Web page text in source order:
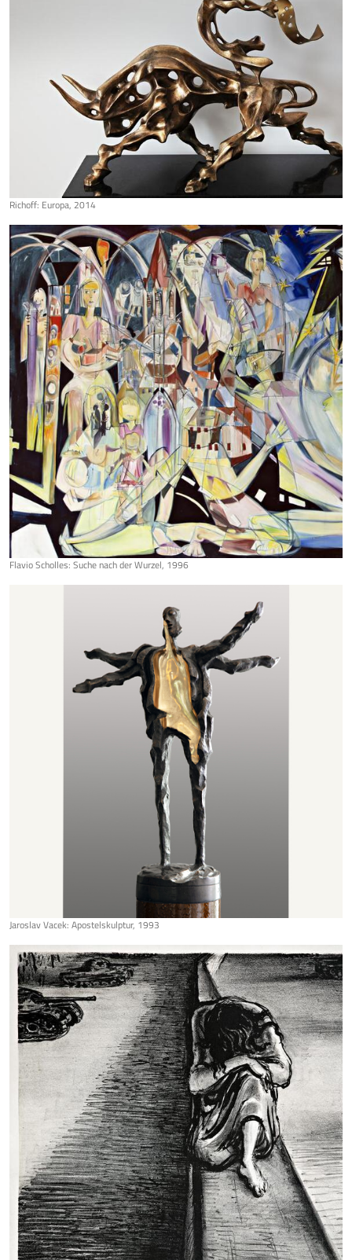
Richoff: Europa, 2014
Flavio Scholles: Suche nach der Wurzel, 1996
Jaroslav Vacek: Apostelskulptur, 1993